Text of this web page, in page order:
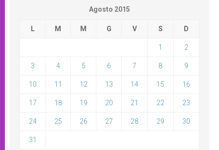
Agosto 2015
L M M G V S D
1 2
3 4 5 6 7 8 9
10 11 12 13 14 15 16
17 18 19 20 21 22 23
24 25 26 27 28 29 30
31